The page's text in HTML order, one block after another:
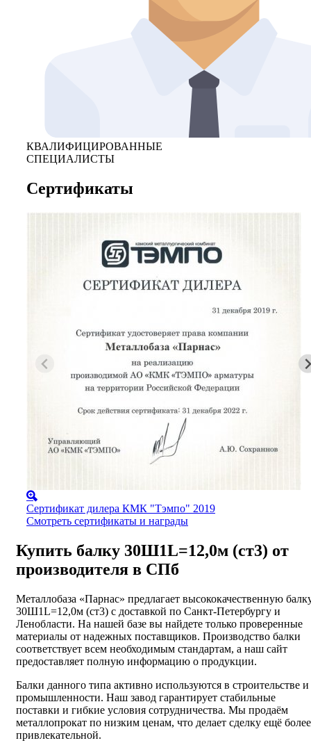
КВАЛИФИЦИРОВАННЫЕ
СПЕЦИАЛИСТЫ
Сертификаты
Сертификат дилера КМК "Тэмпо" 2019
Смотреть сертификаты и награды
Купить балку 30Ш1L=12,0м (ст3) от
производителя в СПб
Металлобаза «Парнас» предлагает высококачественную
30Ш1L=12,0м (ст3) с доставкой по Санкт-Петербургу и
Ленобласти. На нашей базе вы найдете только проверенные
материалы от надежных поставщиков. Производство балки
соответствует всем необходимым стандартам, а наш сайт
предоставляет полную информацию о продукции.
Балки данного типа активно используются в строительстве и
промышленности. Наш завод гарантирует стабильные
поставки и гибкие условия сотрудничества. Мы продаём
металлопрокат по низким ценам, что делает сделку ещё более
привлекательной.